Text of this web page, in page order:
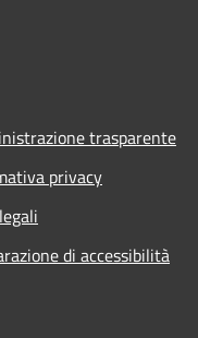
trasparente
privacy
di accessibilità